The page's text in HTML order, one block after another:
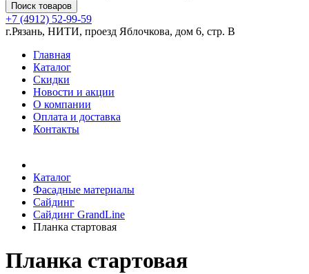
Поиск товаров
+7 (4912) 52-99-59
г.Рязань, НИТИ, проезд Яблочкова, дом 6, стр. В
Главная
Каталог
Скидки
Новости и акции
О компании
Оплата и доставка
Контакты
Каталог
Фасадные материалы
Сайдинг
Сайдинг GrandLine
Планка стартовая
Планка стартовая